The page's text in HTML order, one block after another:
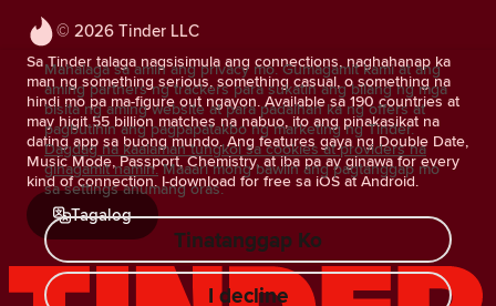
© 2026 Tinder LLC
Sa Tinder talaga nagsisimula ang connections, naghahanap ka
man ng something serious, something casual, o something na
hindi mo pa ma-figure out ngayon. Available sa 190 countries at
may higit 55 billion matches na nabuo, ito ang pinakasikat na
dating app sa buong mundo. Ang features gaya ng Double Date,
Music Mode, Passport, Chemistry, at iba pa ay ginawa for every
kind of connection. I-download for free sa iOS at Android.
Tagalog
Mahalaga sa amin ang privacy mo. Gumagamit kami at ang
aming partners ng trackers para sukatin ang bilang ng mga
bisita ng aming website at para padalhan ka ng offers at
pagbutihin ang pagpapatakbo ng marketing ng Tinder.
Dagdag na kaalaman tungkol sa cookies at providers na
ginagamit namin. Maaari mong bawiin ang pagtanggap mo
sa settings anumang oras.
Tinatanggap Ko
I decline